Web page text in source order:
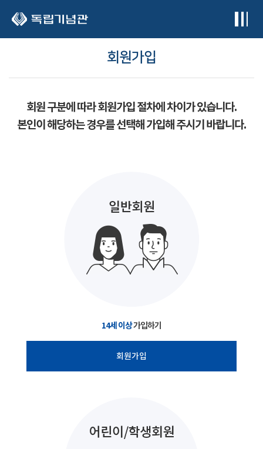
회원가입
회원 구분에 따라 회원가입 절차에 차이가 있습니다.
본인이 해당하는 경우를 선택해 가입해 주시기 바랍니다.
14세 이상가입하기
회원가입